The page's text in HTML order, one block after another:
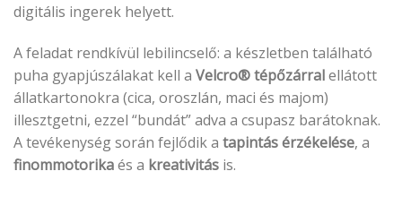
digitális ingerek helyett.
A feladat rendkívül lebilincselő: a készletben található
puha gyapjúszálakat kell a Velcro® tépőzárralellátott
állatkartonokra (cica, oroszlán, maci és majom)
illesztgetni, ezzel “bundát” adva a csupasz barátoknak.
A tevékenység során fejlődik a tapintás érzékelése, a
finommotorikaés a kreativitás is.